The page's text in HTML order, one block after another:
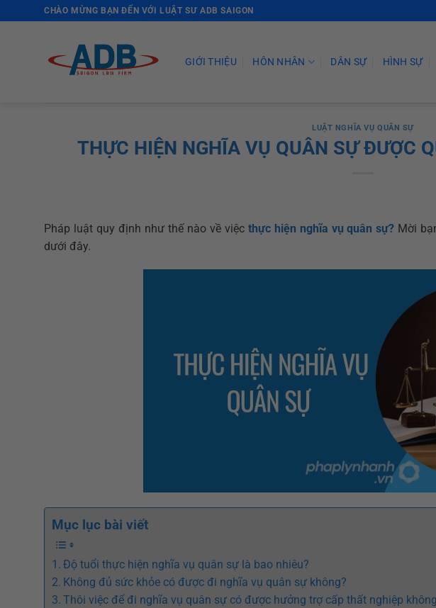
CHÀO MỪNG BẠN ĐẾN VỚI LUẬT SƯ ADB SAIGON
GIỚI THIỆU HÔN NHÂN DÂN SỰ HÌNH SỰ
LUẬT NGHĨA VỤ QUÂN SỰ
THỰC HIỆN NGHĨA VỤ QUÂN SỰ ĐƯỢC
Pháp luật quy định như thế nào về việcthực hiện nghĩa vụ quân sự? Mời
dưới đây.
Mục lục bài viết
Độ tuổi thực hiện nghĩa vụ quân sự là bao nhiêu?
Không đủ sức khỏe có được đi nghĩa vụ quân sự không?
Thôi việc để đi nghĩa vụ quân sự có được hưởng trợ cấp thất nghiệp